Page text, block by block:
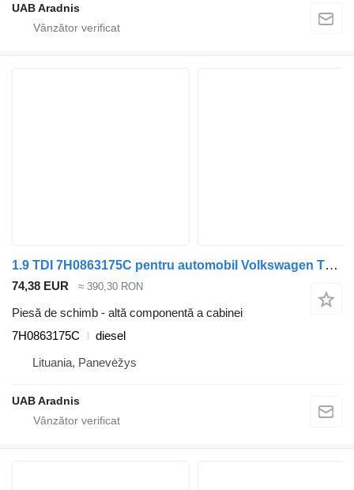
UAB Aradnis
1.9 TDI 7H0863175C pentru automobil Volkswagen TRANSPORTER V (T5) Minibus / passenger
74,38 EUR ≈ 390,30 RON
Piesă de schimb - altă componentă a cabinei
7H0863175C
diesel
Lituania, Panevėžys
UAB Aradnis